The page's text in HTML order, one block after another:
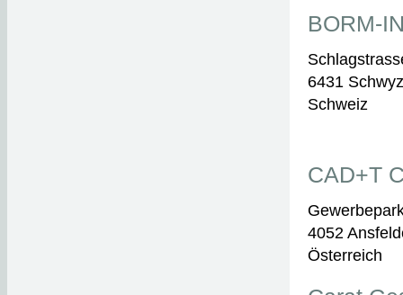
BORM-
6431 Schwyz
Schweiz
CAD+T
4052
Österreich